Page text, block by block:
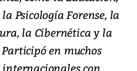
Psicología Forense, la
la Cibernética y la
en muchos
internacionales con